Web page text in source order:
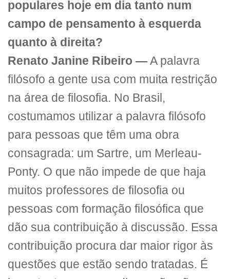
populares hoje em dia tanto num
campo de pensamento à esquerda
quanto à direita?
Renato Janine Ribeiro — A palavra
filósofo a gente usa com muita restrição
na área de filosofia. No Brasil,
costumamos utilizar a palavra filósofo
para pessoas que têm uma obra
consagrada: um Sartre, um Merleau-
Ponty. O que não impede de que haja
muitos professores de filosofia ou
pessoas com formação filosófica que
dão sua contribuição à discussão. Essa
contribuição procura dar maior rigor às
questões que estão sendo tratadas. É